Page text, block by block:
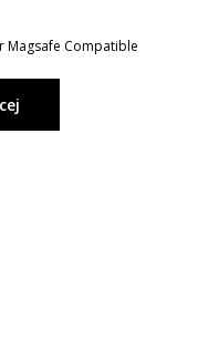
Magsafe Compatible